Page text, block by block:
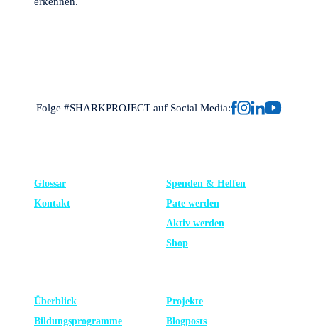
Folge #SHARKPROJECT auf Social Media:
Glossar
Kontakt
Spenden & Helfen
Pate werden
Aktiv werden
Shop
Überblick
Bildungsprogramme
Projekte
Blogposts